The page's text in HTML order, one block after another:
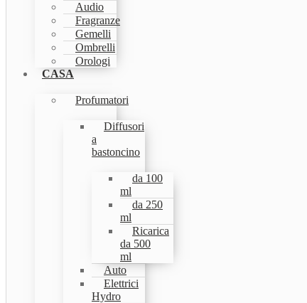
Audio
Fragranze
Gemelli
Ombrelli
Orologi
CASA
Profumatori
Diffusori
a
bastoncino
da 100
ml
da 250
ml
Ricarica
da 500
ml
Auto
Elettrici
Hydro